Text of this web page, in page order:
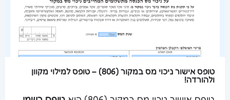
טופס אישור ניכוי מס במקור (806) – טופס למילוי מקוון
ולהורדה!